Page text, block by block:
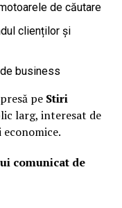
de căutare
clienților și
business
pe Stiri
larg, interesat de
comunicat de